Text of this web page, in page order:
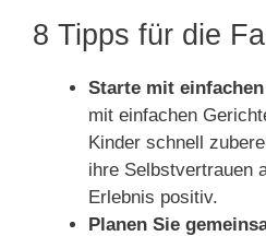
8 Tipps für die
Starte mit
mit einfachen
Kinder schnell
ihre Selbstvertrauen
Erlebnis positiv.
Planen Sie